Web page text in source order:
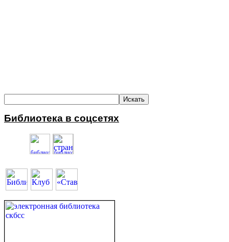
Библиотека в соцсетях